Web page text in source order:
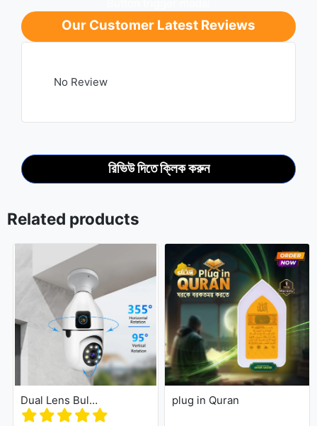
Our Customer Latest Reviews
No Review
রিভিউ দিতে ক্লিক করুন
Related products
Dual Lens Bulb Holder Camera V380 Pro Apps 1080p full Hd Resulation cctv camera plug in Quran